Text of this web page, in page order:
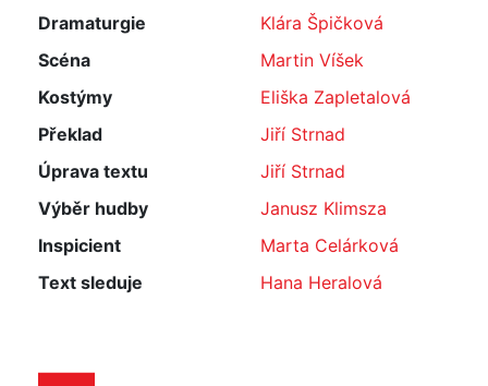
Dramaturgie
Klára Špičková
Scéna
Martin Víšek
Kostýmy
Eliška Zapletalová
Překlad
Jiří Strnad
Úprava textu
Jiří Strnad
Výběr hudby
Janusz Klimsza
Inspicient
Marta Celárková
Text sleduje
Hana Heralová